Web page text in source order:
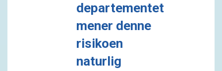
departementet
mener denne
risikoen
naturlig